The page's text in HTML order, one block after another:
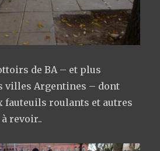
de BA – et plus
villes Argentines – dont
fauteuils roulants et autres
revoir..